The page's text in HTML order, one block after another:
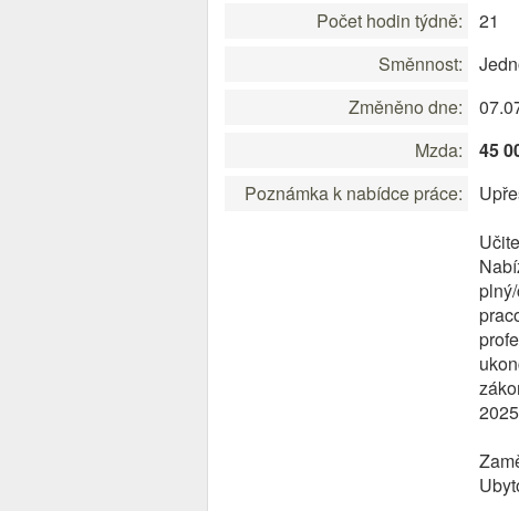
Počet hodin týdně:
21
Směnnost:
Změněno dne:
Mzda:
45
Poznámka k nabídce práce: